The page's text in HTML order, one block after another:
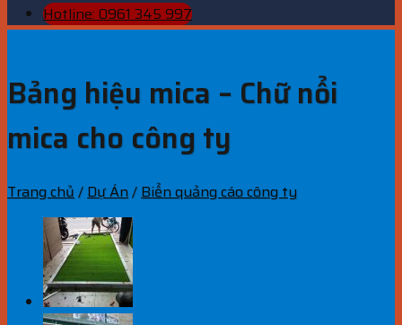
Hotline: 0961 345 997
Bảng hiệu mica – Chữ nổi
mica cho công ty
Trang chủ / Dự Án/ Biển quảng cáo công ty